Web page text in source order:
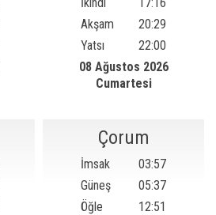
Akşam
20:29
Yatsı
22:00
08 Ağustos 2026
Cumartesi
Çorum
İmsak
03:57
Güneş
05:37
Öğle
12:51